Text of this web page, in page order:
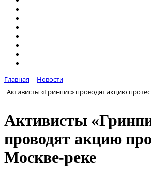
Главная
Новости
Активисты «Гринпис» проводят акцию
Активисты
проводят акцию
Москве-реке